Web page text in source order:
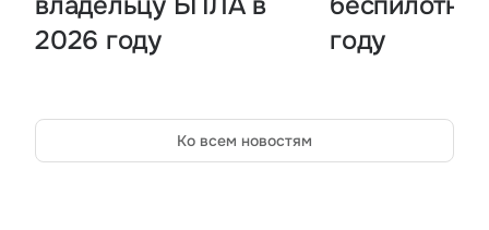
2026 году
году
Ко всем новостям